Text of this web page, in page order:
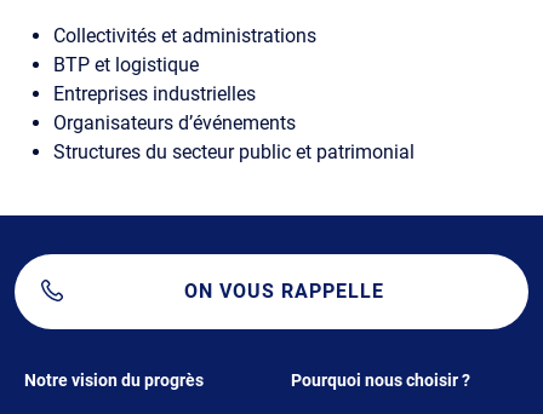
Collectivités et administrations
BTP et logistique
Entreprises industrielles
Organisateurs d’événements
Structures du secteur public et patrimonial
ON VOUS RAPPELLE
Footer 1
Notre vision du progrès Footer 2
Pourquoi nous choisir ?